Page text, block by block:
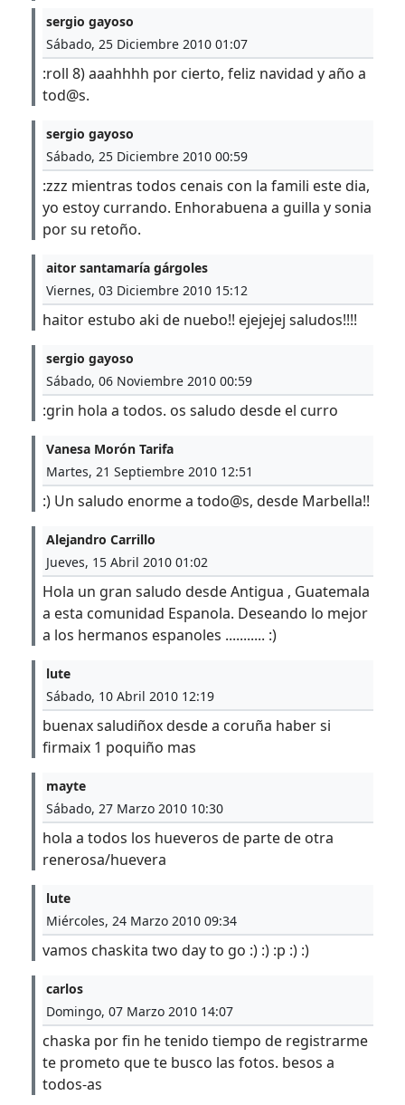
sergio gayoso
Sábado, 25 Diciembre 2010 01:07
:roll 8) aaahhhh por cierto, feliz navidad y año a
tod@s.
sergio gayoso
Sábado, 25 Diciembre 2010 00:59
:zzz mientras todos cenais con la famili este dia,
yo estoy currando. Enhorabuena a guilla y sonia
por su retoño.
aitor santamaría gárgoles
Viernes, 03 Diciembre 2010 15:12
haitor estubo aki de nuebo!! ejejejej saludos!!!!
sergio gayoso
Sábado, 06 Noviembre 2010 00:59
:grin hola a todos. os saludo desde el curro
Vanesa Morón Tarifa
Martes, 21 Septiembre 2010 12:51
:) Un saludo enorme a todo@s, desde Marbella!!
Alejandro Carrillo
Jueves, 15 Abril 2010 01:02
Hola un gran saludo desde Antigua , Guatemala
a esta comunidad Espanola. Deseando lo mejor
a los hermanos espanoles ........... :)
lute
Sábado, 10 Abril 2010 12:19
buenax saludiñox desde a coruña haber si
firmaix 1 poquiño mas
mayte
Sábado, 27 Marzo 2010 10:30
hola a todos los hueveros de parte de otra
renerosa/huevera
lute
Miércoles, 24 Marzo 2010 09:34
vamos chaskita two day to go :) :) :p :) :)
carlos
Domingo, 07 Marzo 2010 14:07
chaska por fin he tenido tiempo de registrarme
te prometo que te busco las fotos. besos a
todos-as